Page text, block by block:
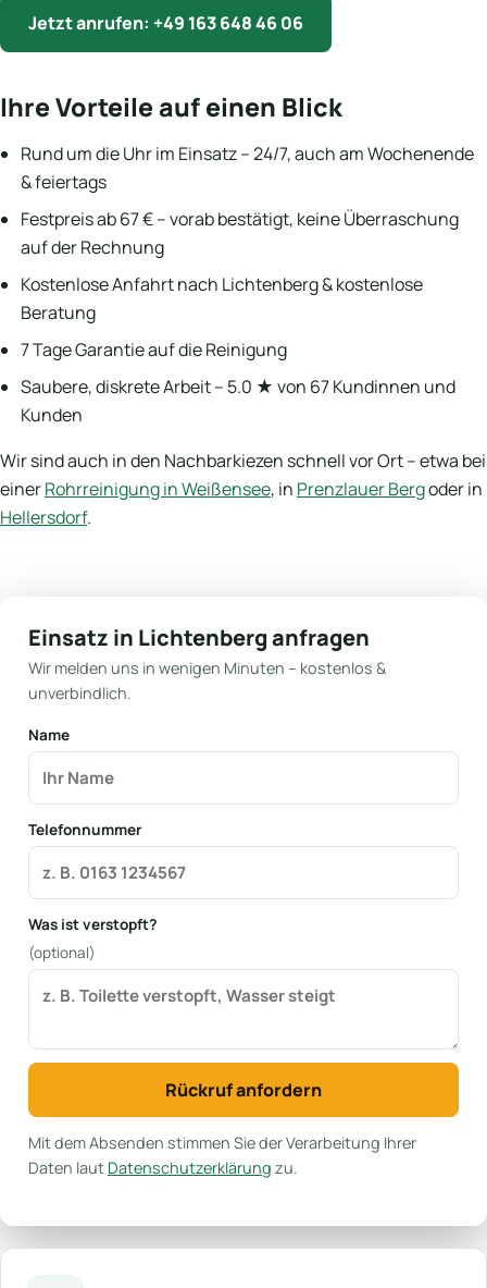
Jetzt anrufen: +49 163 648 46 06
Ihre Vorteile auf einen Blick
Rund um die Uhr im Einsatz – 24/7, auch am Wochenende
& feiertags
Festpreis ab 67 € – vorab bestätigt, keine Überraschung
auf der Rechnung
Kostenlose Anfahrt nach Lichtenberg & kostenlose
Beratung
7 Tage Garantie auf die Reinigung
Saubere, diskrete Arbeit – 5.0 ★ von 67 Kundinnen und
Kunden
Wir sind auch in den Nachbarkiezen schnell vor Ort – etwa bei
einerRohrreinigung in Weißensee, in Prenzlauer Bergoder in
Hellersdorf.
Einsatz in Lichtenberg anfragen
Wir melden uns in wenigen Minuten – kostenlos &
unverbindlich.
Name
Telefonnummer
Was ist verstopft?
(optional)
Rückruf anfordern
Mit dem Absenden stimmen Sie der Verarbeitung Ihrer
Daten laut Datenschutzerklärung zu.